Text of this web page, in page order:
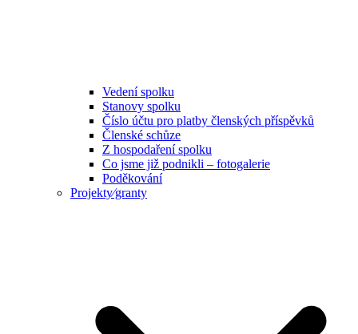
Vedení spolku
Stanovy spolku
Číslo účtu pro platby členských příspěvků
Členské schůze
Z hospodaření spolku
Co jsme již podnikli – fotogalerie
Poděkování
Projekty⁄granty